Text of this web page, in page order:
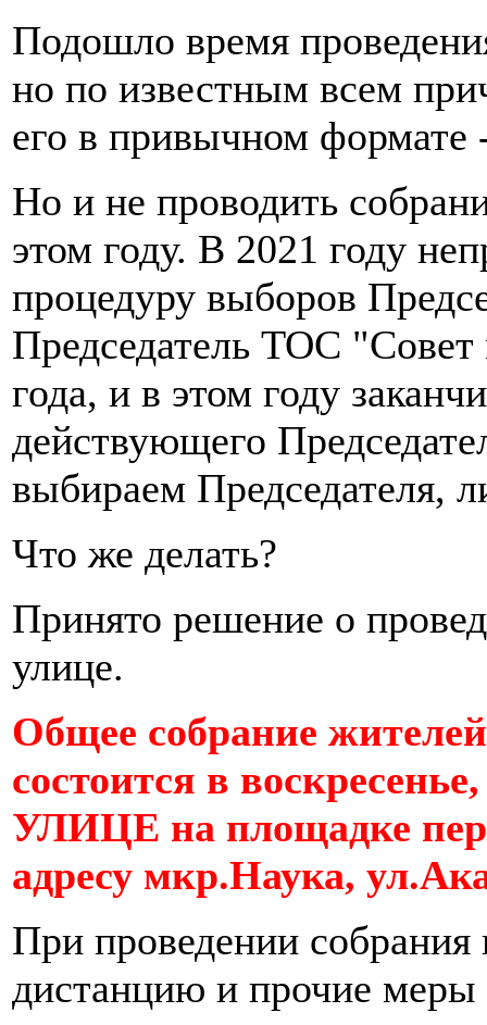
Подошло время
но по известным всем
его в привычном формате
Но и не проводить
этом году. В 2021 году
процедуру выборов
Председатель ТОС
года, и в этом году
действующего
выбираем Председателя,
Что же делать?
Принято решение о
улице.
Общее собрание
состоится в воскресенье,
УЛИЦЕ на площадке
адресу мкр.Наука,
При проведении
дистанцию и прочие меры